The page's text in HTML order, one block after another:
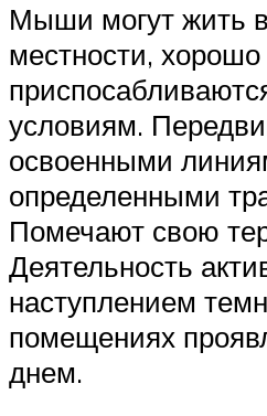
Мыши могут жить
местности, хорошо
условиям.
освоенными
определенными
Помечают свою
Деятельность
наступлением
помещениях
днем.